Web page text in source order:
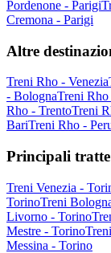
Pordenone - Parigi
Cremona - Parigi
Altre
Treni Rho - Venezia
- BolognaTreni
Rho - TrentoTreni
BariTreni Rho -
Principali
Treni Venezia -
TorinoTreni
Livorno - Torino
Mestre - Torino
Messina - Torino